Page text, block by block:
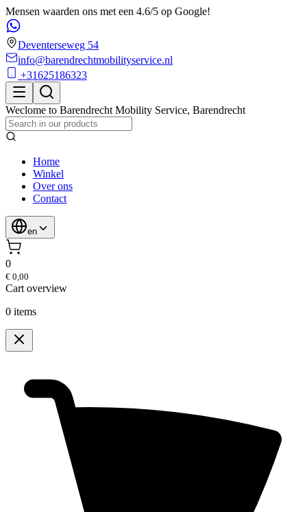
Mensen waarden ons met een 4.6/5 op Google!
Deventerseweg 54
info@barendrechtmobilityservice.nl
+31625186323
Weclome to Barendrecht Mobility Service, Barendrecht
Home
Winkel
Over ons
Contact
en
0
€ 0,00
Cart overview
0 items